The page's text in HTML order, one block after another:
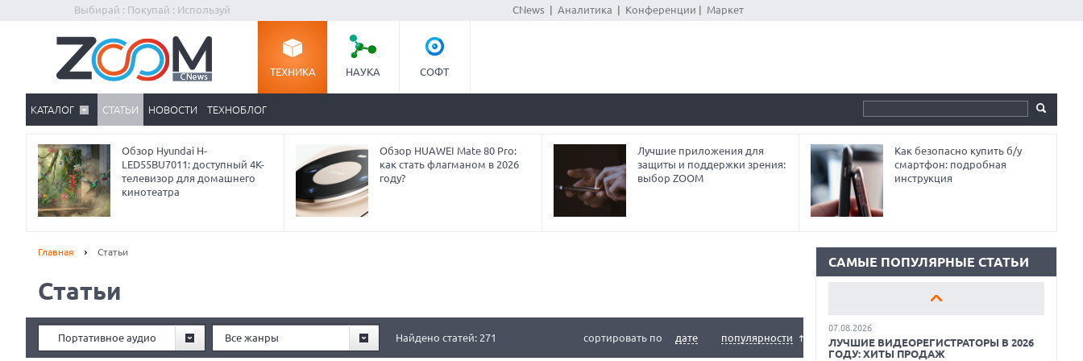
Выбирай : Покупай : Используй CNews| Аналитика Конференции Маркет
ТЕХНИКА НАУКА СОФТ
КАТАЛОГ СТАТЬИ НОВОСТИ ТЕХНОБЛОГ
Обзор Hyundai H-
LED55BU7011: доступный 4K-
телевизор для домашнего
кинотеатра
Обзор HUAWEI Mate 80 Pro:
как стать флагманом в 2026
году?
Лучшие приложения для
защиты и поддержки зрения:
выбор ZOOM
Как безопасно купить б/у
смартфон: подробная
инструкция
Главная Статьи
Статьи
Портативное аудио Все жанры сортировать по дате популярности
Найдено статей: 271
САМЫЕ ПОПУЛЯРНЫЕ СТАТЬИ
18.06.2026
САМЫЕ ЛЕГКИЕ НОУТБУКИ С
ДИСКРЕТНОЙ ГРАФИКОЙ: ВЫБОР ZOOM
01.06.2026
ЛЕТОМ: ВЫБОР ZOOM
ФЛАГМАНОМ В 2026 ГОДУ?
07.08.2026
ЛУЧШИЕ ВИДЕОРЕГИСТРАТОРЫ В 2026
ГОДУ: ХИТЫ ПРОДАЖ
Prev